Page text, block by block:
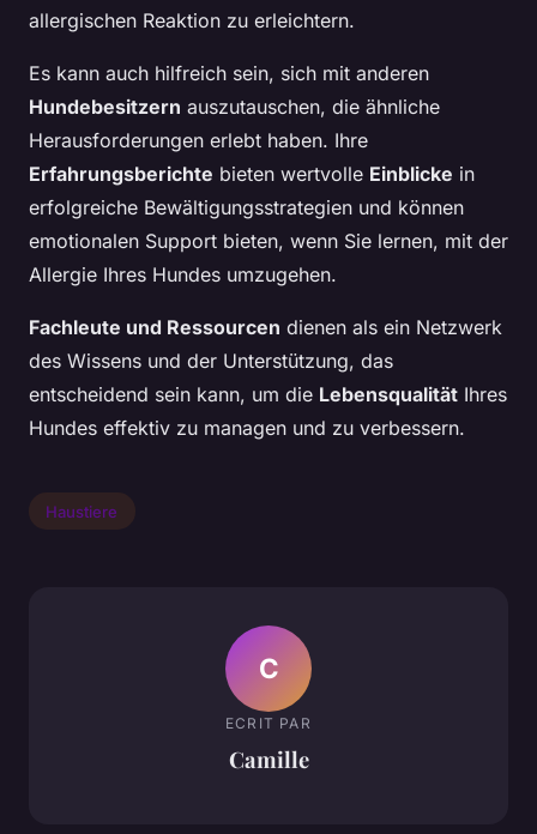
allergischen Reaktion zu erleichtern.
Es kann auch hilfreich sein, sich mit anderen
Hundebesitzern auszutauschen, die ähnliche
Herausforderungen erlebt haben. Ihre
Erfahrungsberichte bieten wertvolle Einblicke in
erfolgreiche Bewältigungsstrategien und können
emotionalen Support bieten, wenn Sie lernen, mit der
Allergie Ihres Hundes umzugehen.
Fachleute und Ressourcen dienen als ein Netzwerk
des Wissens und der Unterstützung, das
entscheidend sein kann, um die Lebensqualität Ihres
Hundes effektiv zu managen und zu verbessern.
Haustiere
C
ECRIT PAR
Camille